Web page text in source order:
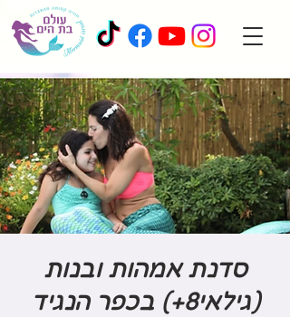
סדנת אמהות ובנות
(גילאי8+) בכפר הנגיד